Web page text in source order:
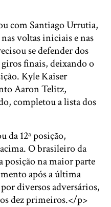
com Santiago Urrutia,
voltas iniciais e nas
se defender dos
giros finais, deixando o
Kyle Kaiser
Aaron Telitz,
completou a lista dos
da 12ª posição,
O brasileiro da
posição na maior parte
após a última
diversos adversários,
dez primeiros.</p>